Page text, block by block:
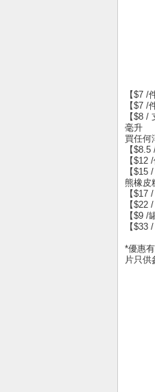
【$7
【$7
【$8
毫升
買任何
【
【
【
熊橡皮
【
【
【$9
【
*優惠
片只供